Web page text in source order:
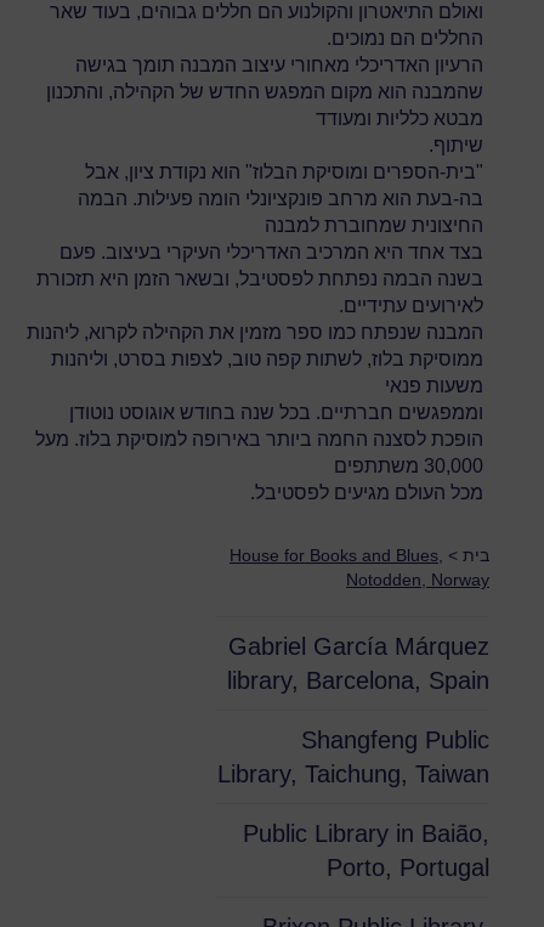
ואולם התיאטרון והקולנוע הם חללים גבוהים, בעוד שאר
החללים הם נמוכים.
הרעיון האדריכלי מאחורי עיצוב המבנה תומך בגישה
שהמבנה הוא מקום המפגש החדש של הקהילה, והתכנון
מבטא כלליות ומעודד
שיתוף.
"בית-הספרים ומוסיקת הבלוז" הוא נקודת ציון, אבל
בה-בעת הוא מרחב פונקציונלי הומה פעילות. הבמה
החיצונית שמחוברת למבנה
בצד אחד היא המרכיב האדריכלי העיקרי בעיצוב. פעם
בשנה הבמה נפתחת לפסטיבל, ובשאר הזמן היא תזכורת
לאירועים עתידיים.
המבנה שנפתח כמו ספר מזמין את הקהילה לקרוא, ליהנות
ממוסיקת בלוז, לשתות קפה טוב, לצפות בסרט, וליהנות
משעות פנאי
וממפגשים חברתיים. בכל שנה בחודש אוגוסט נוטודן
הופכת לסצנה החמה ביותר באירופה למוסיקת בלוז. מעל
30,000 משתתפים
מכל העולם מגיעים לפסטיבל.
בית >
House for Books and Blues,
Notodden, Norway
Gabriel García Márquez
library, Barcelona, Spain
Shangfeng Public
Library, Taichung, Taiwan
Public Library in Baião,
Porto, Portugal